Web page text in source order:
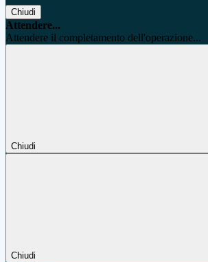
Chiudi
Attendere...
Attendere il completamento dell'operazione...
Chiudi
Chiudi